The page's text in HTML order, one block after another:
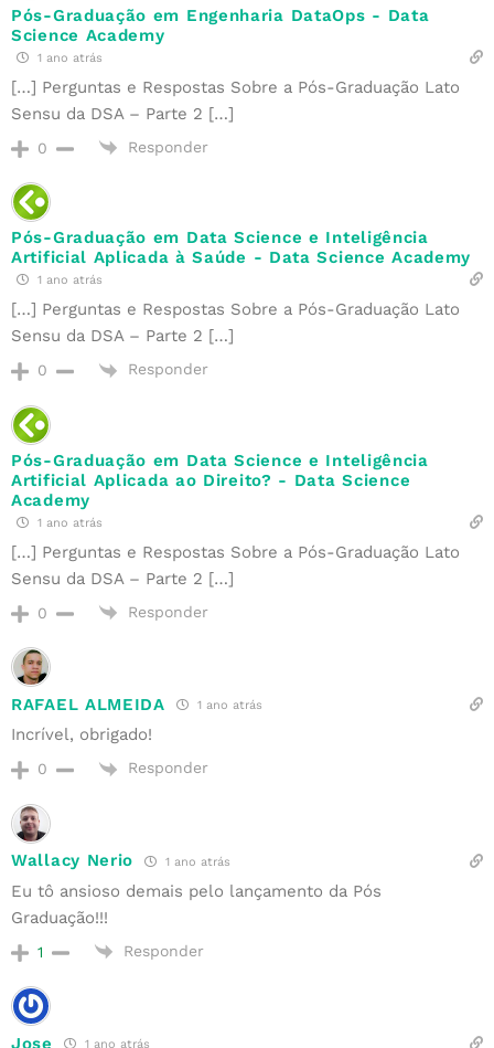
Pós-Graduação em Engenharia DataOps - Data
Science Academy
1 ano atrás
[…] Perguntas e Respostas Sobre a Pós-Graduação Lato
Sensu da DSA – Parte 2 […]
0 Responder
Pós-Graduação em Data Science e Inteligência
Artificial Aplicada à Saúde - Data Science Academy
1 ano atrás
[…] Perguntas e Respostas Sobre a Pós-Graduação Lato
Sensu da DSA – Parte 2 […]
0 Responder
Pós-Graduação em Data Science e Inteligência
Artificial Aplicada ao Direito? - Data Science
Academy
1 ano atrás
[…] Perguntas e Respostas Sobre a Pós-Graduação Lato
Sensu da DSA – Parte 2 […]
0 Responder
RAFAEL ALMEIDA 1 ano atrás
Incrível, obrigado!
0 Responder
Wallacy Nerio 1 ano atrás
Eu tô ansioso demais pelo lançamento da Pós
Graduação!!!
1 Responder
Jose 1 ano atrás